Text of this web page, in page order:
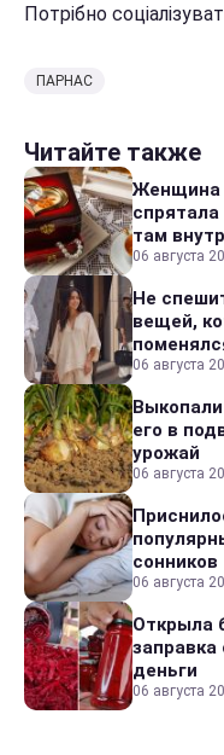
Потрібно
ПАРНАС
Читайте также
Женщина
там
06 августа
Не
вещей,
06 августа
его в
урожай
06 августа
сонников
06 августа
Открыла
заправка
деньги
06 августа